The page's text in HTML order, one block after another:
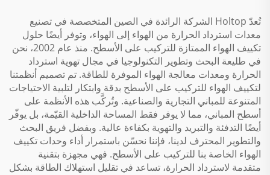
تُعدّ Holtop الشركة الرائدة في الصين المتخصصة في تصنيع
معدات استرداد الحرارة من الهواء إلى الهواء، وتوفر أيضًا حلول
تكييف الهواء الممتازة للتركيب على الأسطح. منذ عام 2002، نحن
في طليعة البحث وتطوير التكنولوجيا في مجال تهوية استرداد
الحرارة ومعدات معالجة الهواء الموفرة للطاقة. تم تصميم أنظمتنا
لتكييف الهواء للتركيب على الأسطح بدقة وابتكار لتلبية الاحتياجات
المتنوعة للمباني التجارية والصناعية. وتُركَّب هذه الأنظمة على
أسطح المباني، مما لا يوفر فقط المساحة الداخلية القيّمة، بل يوفّر
أيضًا التدفئة والتبريد والتهوية بكفاءة عالية. وبفضل فريق البحث
والتطوير المحترف لدينا، فإننا نحسّن باستمرار أداء وحدات تكييف
الهواء الخاصة بنا للتركيب على الأسطح. فهي مجهزة بتقنية
متقدمة لاسترداد الحرارة، تساعد في تقليل استهلاك الطاقة بشكل